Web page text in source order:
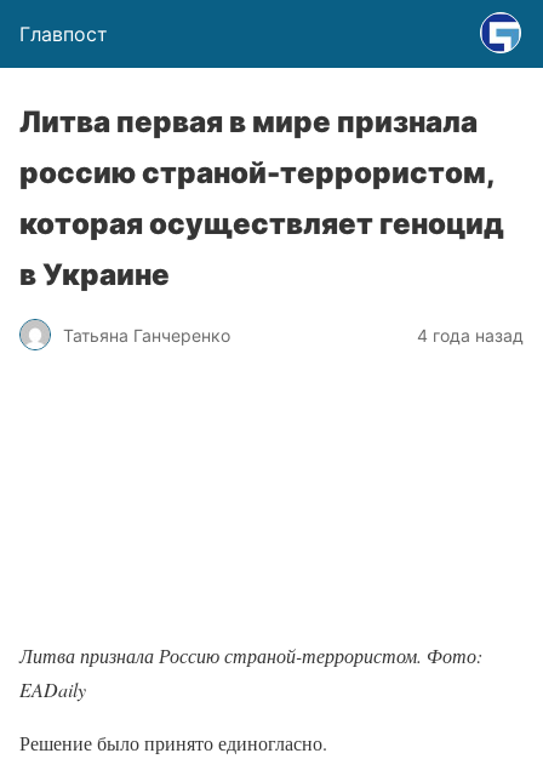
Главпост
Литва первая в мире признала
россию страной-террористом,
которая осуществляет геноцид
в Украине
Татьяна Ганчеренко 4 года назад
Литва признала Россию страной-террористом. Фото:
EADaily
Решение было принято единогласно.